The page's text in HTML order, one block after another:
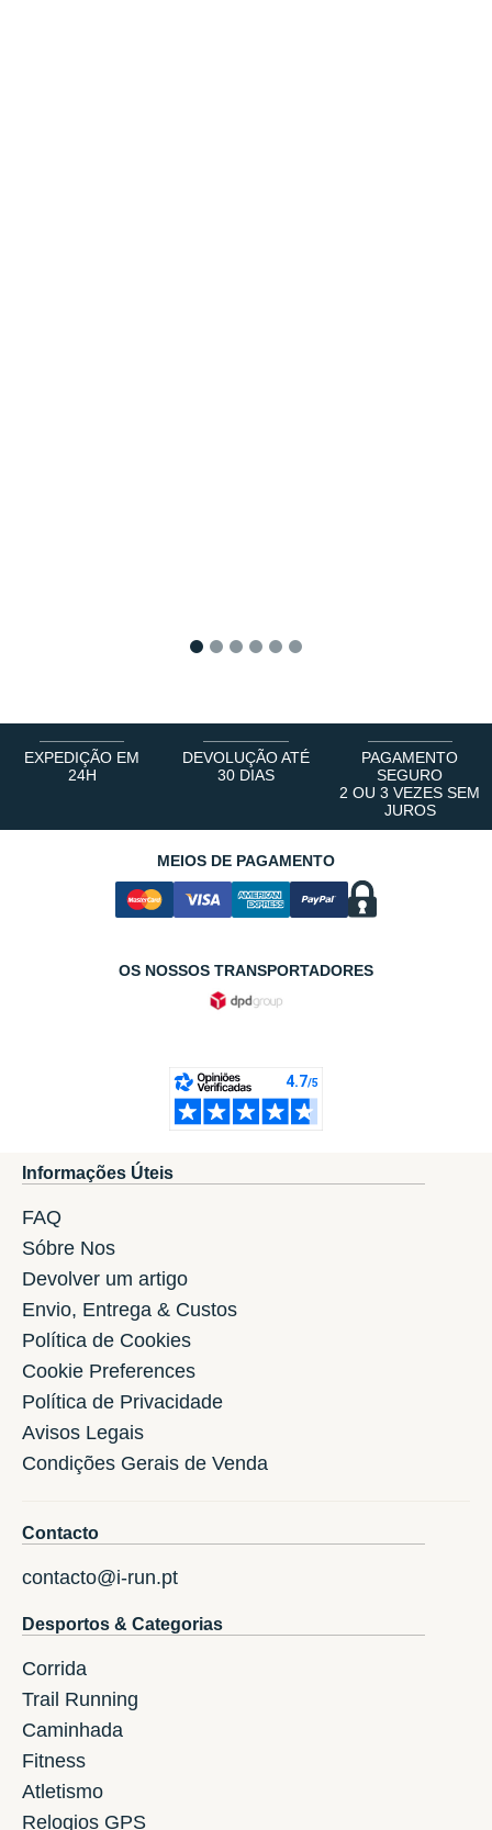
EXPEDIÇÃO EM
24H
DEVOLUÇÃO ATÉ
30 DIAS
PAGAMENTO
SEGURO
2 OU 3 VEZES SEM
JUROS
MEIOS DE PAGAMENTO
OS NOSSOS TRANSPORTADORES
Informações Úteis
FAQ
Sóbre Nos
Devolver um artigo
Envio, Entrega & Custos
Política de Cookies
Cookie Preferences
Política de Privacidade
Avisos Legais
Condições Gerais de Venda
Contacto
contacto@i-run.pt
Desportos & Categorias
Corrida
Trail Running
Caminhada
Fitness
Atletismo
Relogios GPS